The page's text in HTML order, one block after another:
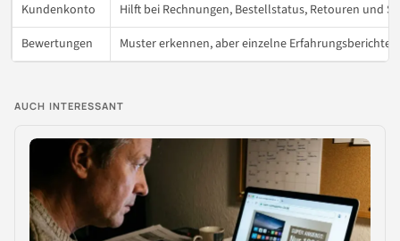
Kundenkonto
Hilft bei Rechnungen, Bestellstatus, Retouren und
Bewertungen
Muster erkennen, aber einzelne Erfahrungsberichte
AUCH INTERESSANT